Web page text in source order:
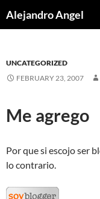
toAlejandro Angel
UNCATEGORIZED
FEBRUARY 23, 2007
Me agrego
Por que si escojo ser
lo contrario.